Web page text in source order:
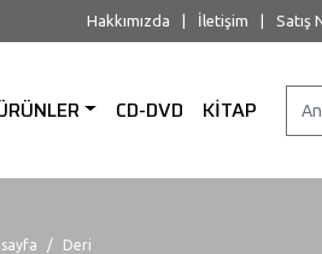
Hakkımızda İletişim Satış
CD-DVD KİTAP
Deri